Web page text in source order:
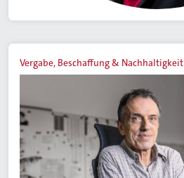
Vergabe, Beschaffung & Nachhaltigkeit